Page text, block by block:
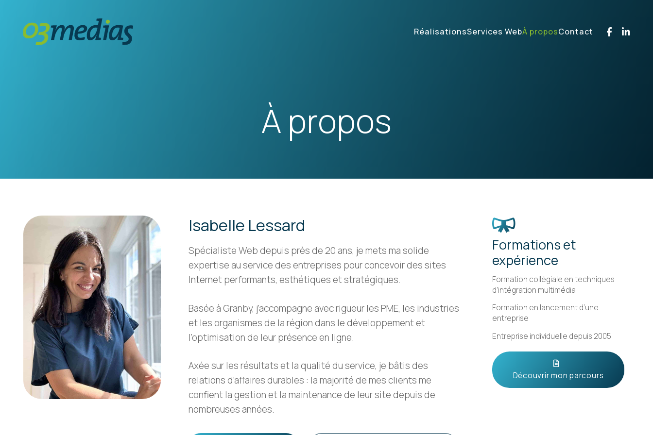
RéalisationsServices WebÀ proposContact
À propos
Isabelle Lessard
Spécialiste Web depuis près de 20 ans, je mets ma solide
expertise au service des entreprises pour concevoir des sites
Internet performants, esthétiques et stratégiques.
Basée à Granby, j’accompagne avec rigueur les PME, les industries
et les organismes de la région dans le développement et
l’optimisation de leur présence en ligne.
Axée sur les résultats et la qualité du service, je bâtis des
relations d’affaires durables : la majorité de mes clients me
confient la gestion et la maintenance de leur site depuis de
nombreuses années.
Formations et
expérience
Formation collégiale en techniques
d’intégration multimédia
Formation en lancement d’une
entreprise
Entreprise individuelle depuis 2005
Découvrir mon parcours